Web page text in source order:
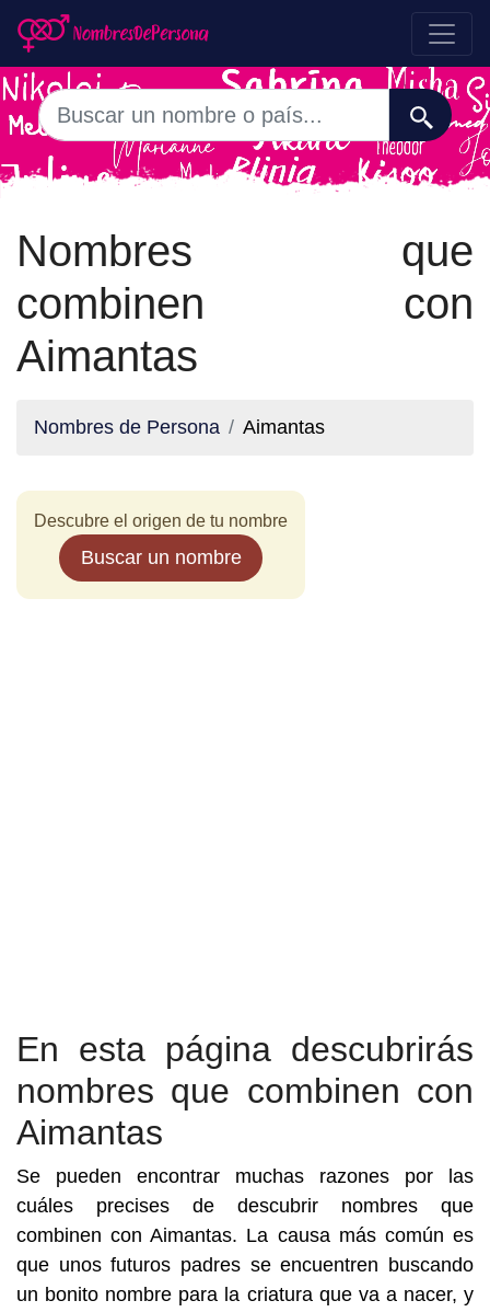
Nombres que
combinen con
Aimantas
Nombres de Persona Aimantas
Descubre el origen de tu nombre
Buscar un nombre
En esta página descubrirás
nombres que combinen con
Aimantas
Se pueden encontrar muchas razones por las
cuáles precises de descubrir nombres que
combinen con Aimantas. La causa más común es
que unos futuros padres se encuentren buscando
un bonito nombre para la criatura que va a nacer, y